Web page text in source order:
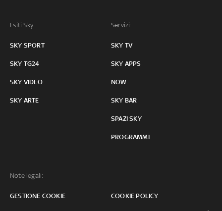
I siti Sky:
SKY SPORT
SKY TG24
SKY VIDEO
SKY ARTE
Servizi:
SKY TV
SKY APPS
NOW
SKY BAR
SPAZI SKY
PROGRAMMI
Note legali:
GESTIONE COOKIE COOKIE POLICY